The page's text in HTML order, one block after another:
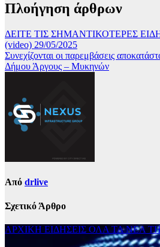
Πλοήγηση άρθρων
ΔΕΙΤΕ ΤΙΣ ΣΗΜΑΝΤΙΚΟΤΕΡΕΣ
(video) 29/05/2025
Συνεχίζονται οι παρεμβάσεις
Δήμου Άργους – Μυκηνών
Από drlive
Σχετικό Άρθρο
ΑΡΧΙΚΗ ΕΙΔΗΣΕΙΣ ΟΛΑ ΤΑ ΝΕΑ